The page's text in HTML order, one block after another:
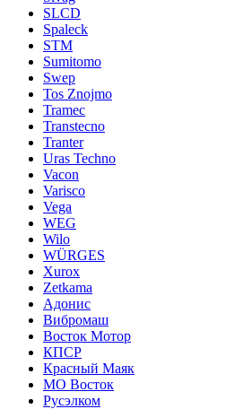
SLCD
Spaleck
STM
Sumitomo
Swep
Tos Znojmo
Tramec
Transtecno
Tranter
Uras Techno
Vacon
Varisco
Vega
WEG
Wilo
WÜRGES
Xurox
Zetkama
Адонис
Вибромаш
Восток Мотор
КПСР
Красный Маяк
МО Восток
Русэлком